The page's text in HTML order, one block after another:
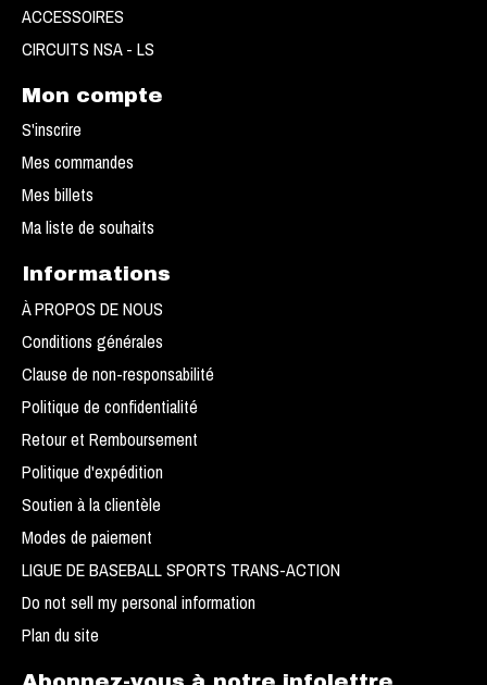
ACCESSOIRES
CIRCUITS NSA - LS
Mon compte
S'inscrire
Mes commandes
Mes billets
Ma liste de souhaits
Informations
À PROPOS DE NOUS
Conditions générales
Clause de non-responsabilité
Politique de confidentialité
Retour et Remboursement
Politique d'expédition
Soutien à la clientèle
Modes de paiement
LIGUE DE BASEBALL SPORTS TRANS-ACTION
Do not sell my personal information
Plan du site